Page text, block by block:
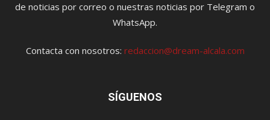
de noticias por correo o nuestras noticias por Telegram o
WhatsApp.
Contacta con nosotros: redaccion@dream-alcala.com
SÍGUENOS